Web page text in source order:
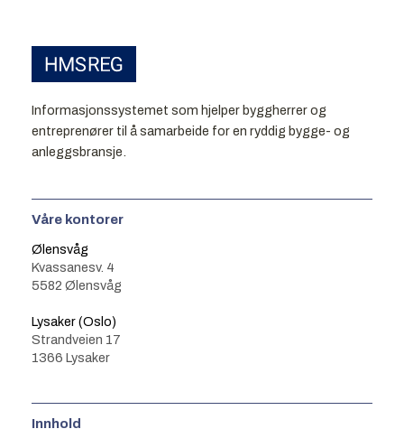
Informasjonssystemet som hjelper byggherrer og
entreprenører til å samarbeide for en ryddig bygge- og
anleggsbransje.
Våre kontorer
Ølensvåg
Kvassanesv. 4
5582 Ølensvåg
Lysaker (Oslo)
Strandveien 17
1366 Lysaker
Innhold